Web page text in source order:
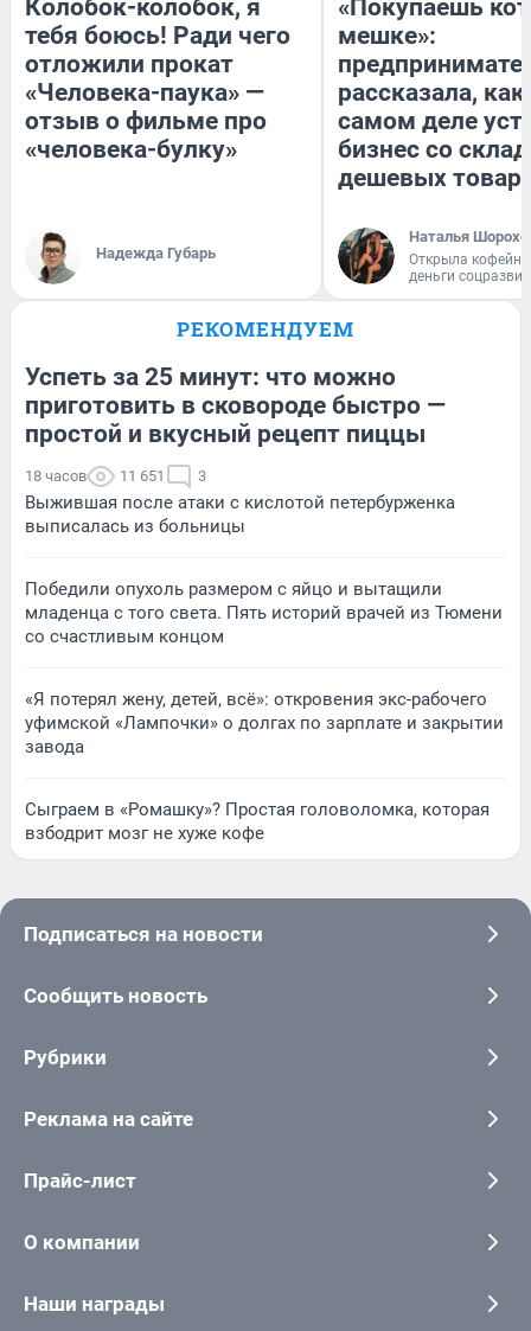
Колобок-колобок, я
тебя боюсь! Ради чего
отложили прокат
«Человека-паука» —
отзыв о фильме про
«человека-булку»
Надежда Губарь
«Покупаешь
мешке»:
рассказала, как
самом деле
бизнес со
дешевых
Наталья
Открыла
деньги
РЕКОМЕНДУЕМ
Успеть за 25 минут: что можно
приготовить в сковороде быстро —
простой и вкусный рецепт пиццы
18 часов 11 651 3
Выжившая после атаки с кислотой петербурженка
выписалась из больницы
Победили опухоль размером с яйцо и вытащили
младенца с того света. Пять историй врачей из Тюмени
со счастливым концом
«Я потерял жену, детей, всё»: откровения экс-рабочего
уфимской «Лампочки» о долгах по зарплате и закрытии
завода
Сыграем в «Ромашку»? Простая головоломка, которая
взбодрит мозг не хуже кофе
Подписаться на новости
Сообщить новость
Рубрики
Реклама на сайте
Прайс-лист
О компании
Наши награды